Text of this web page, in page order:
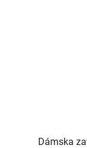
Dámska